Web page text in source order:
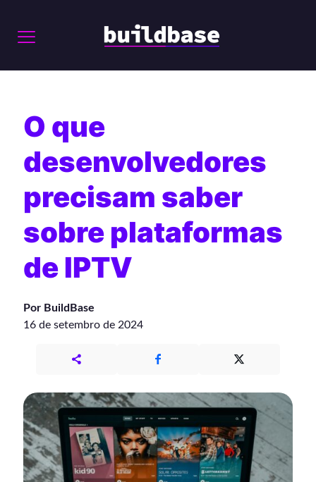
O que
desenvolvedores
precisam saber
sobre plataformas
de IPTV
Por BuildBase
16 de setembro de 2024